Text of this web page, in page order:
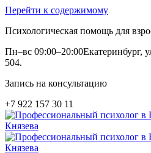
Перейти к содержимому
Психологическая помощь для
Пн–вс 09:00–20:00Екатеринбург,
504.
Запись на консультацию
+7 922 157 30 11